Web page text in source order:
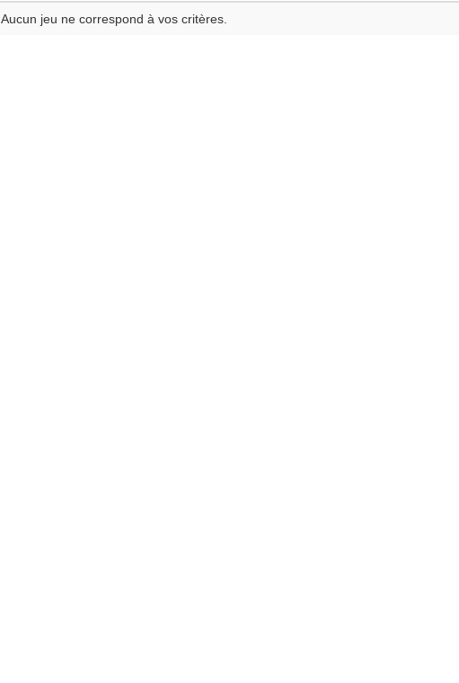
Aucun jeu ne correspond à vos critères.